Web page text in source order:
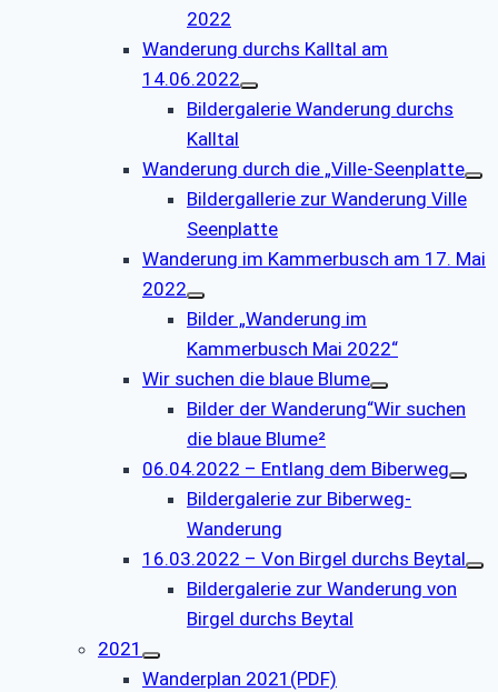
2022
Wanderung durchs Kalltal am
14.06.2022
Bildergalerie Wanderung durchs
Kalltal
Wanderung durch die „Ville-Seenplatte
Bildergallerie zur Wanderung Ville
Seenplatte
Wanderung im Kammerbusch am 17. Mai
2022
Bilder „Wanderung im
Kammerbusch Mai 2022“
Wir suchen die blaue Blume
Bilder der Wanderung“Wir suchen
die blaue Blume²
06.04.2022 – Entlang dem Biberweg
Bildergalerie zur Biberweg-
Wanderung
16.03.2022 – Von Birgel durchs Beytal
Bildergalerie zur Wanderung von
Birgel durchs Beytal
2021
Wanderplan 2021(PDF)